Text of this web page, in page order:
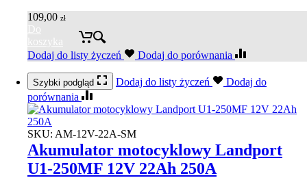
109,00 zł
Do
koszyka
Dodaj do listy życzeń
Dodaj do porównania
Szybki podgląd Dodaj do listy życzeń
Dodaj do
porównania
SKU: AM-12V-22A-SM
Akumulator motocyklowy Landport
U1-250MF 12V 22Ah 250A